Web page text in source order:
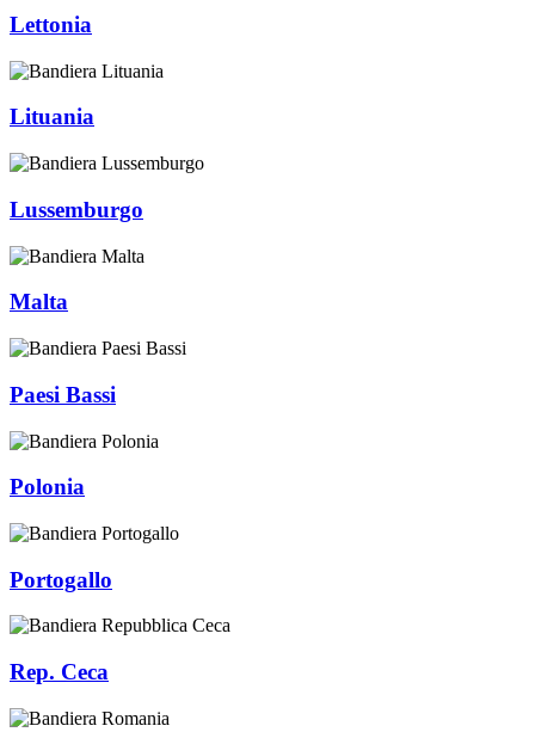
Lettonia
Lituania
Lussemburgo
Malta
Paesi Bassi
Polonia
Portogallo
Rep. Ceca